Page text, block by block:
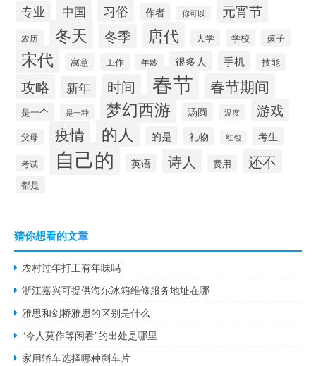
专业 中国 习俗 作者 你可以 元宵节
农历 冬天 冬季 唐代 大学 学校 孩子
宋代 寓意 工作 年龄 很多人 手机 技能
攻略 新年 时间 春节 春节期间
是一个 是一种 梦幻西游 汤圆 温度 游戏
父母 疫情 的人 的是 礼物 红包 考生
考试 自己的 英语 诗人 费用 还不
都是
猜你想看的文章
农村过年打工有年味吗
浙江嘉兴可提供海尔冰箱维修服务地址在哪
雅思和剑桥雅思的区别是什么
“今人莫作等闲看”的出处是哪里
家用轿车选择哪种刹车片